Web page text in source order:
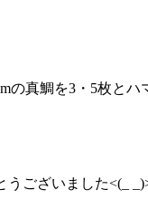
の真鯛を3・5枚と
うございました<(_